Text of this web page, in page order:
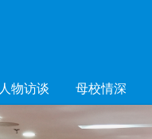
人物访谈 母校情深